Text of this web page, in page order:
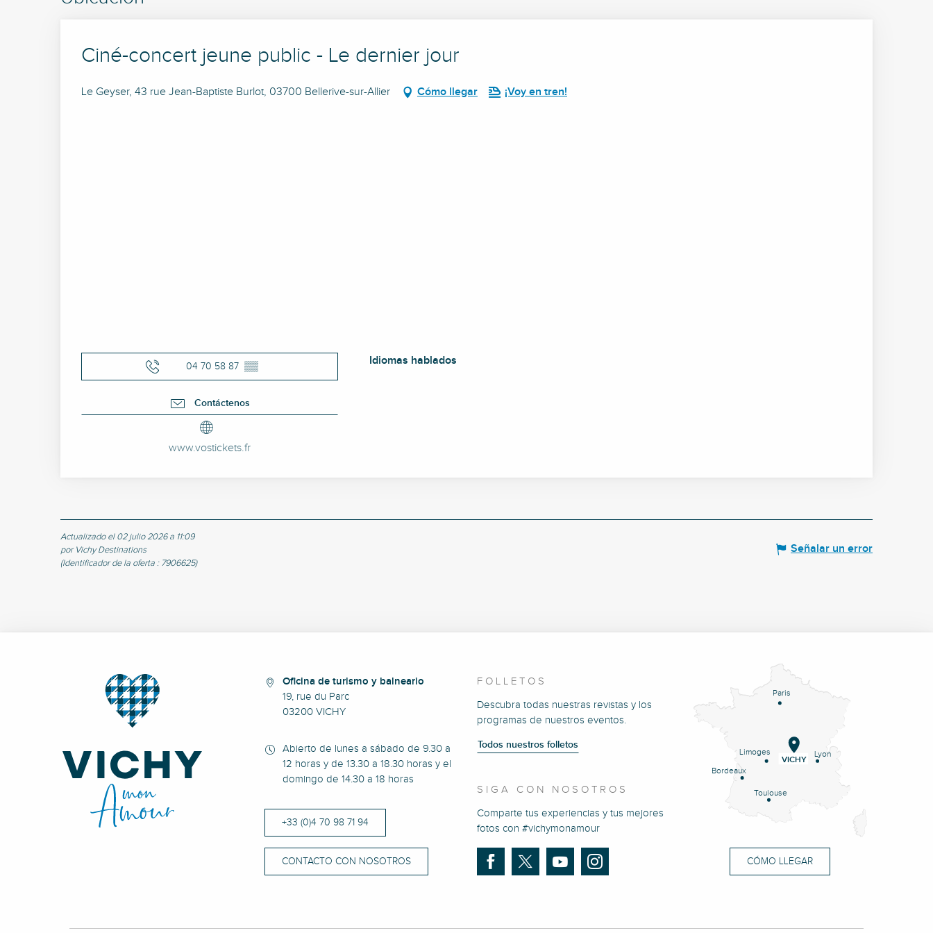
Ciné-concert jeune public - Le dernier jour
Le Geyser, 43 rue Jean-Baptiste Burlot, 03700 Bellerive-sur-Allier Cómo llegar ¡Voy en tren!
04 70 58 87 ▒▒
Contáctenos
www.vostickets.fr
Idiomas hablados
Idiomas hablados
Actualizado el 02 julio 2026 a 11:09
por Vichy Destinations
(Identificador de la oferta : 7906625)
Señalar un error
Oficina de turismo y balneario
19, rue du Parc
03200 VICHY
Abierto de lunes a sábado de 9.30 a
12 horas y de 13.30 a 18.30 horas y el
domingo de 14.30 a 18 horas
+33 (0)4 70 98 71 94
CONTACTO CON NOSOTROS
FOLLETOS
Descubra todas nuestras revistas y los
programas de nuestros eventos.
Todos nuestros folletos
SIGA CON NOSOTROS
Comparte tus experiencias y tus mejores
fotos con #vichymonamour
Paris
Lyon
Limoges
Bordeaux
Toulouse
VICHY
CÓMO LLEGAR